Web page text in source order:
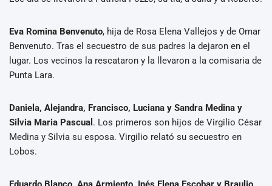
Eva Romina Benvenuto, hija de Rosa Elena Vallejos y de Omar
Benvenuto. Tras el secuestro de sus padres la dejaron en el
lugar. Los vecinos la rescataron y la llevaron a la comisaria de
Punta Lara.
Daniela, Alejandra, Francisco, Luciana y Sandra Medina y
Silvia Maria Pascual . Los primeros son hijos de Virgilio César
Medina y Silvia su esposa. Virgilio relató su secuestro en
Lobos.